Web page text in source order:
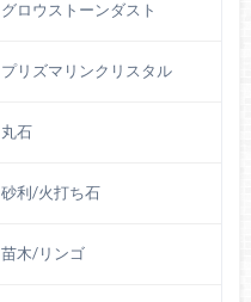
グロウストーンダスト
プリズマリンクリスタル
丸石
砂利/火打ち石
苗木/リンゴ